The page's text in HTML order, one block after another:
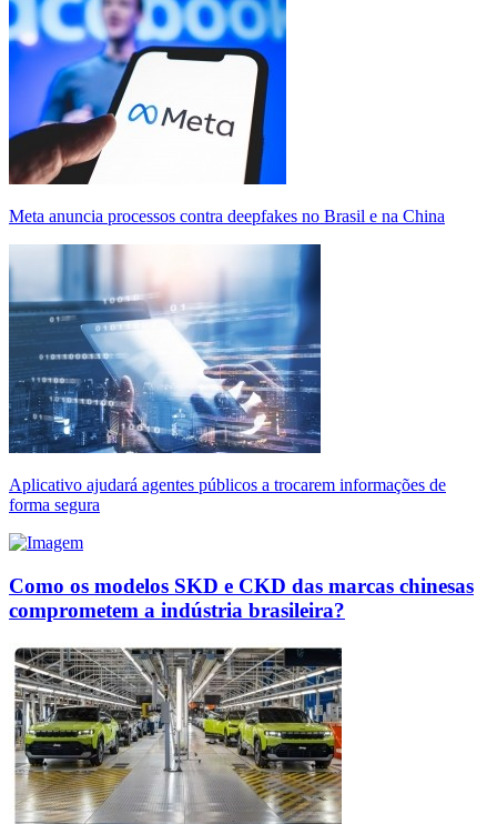
Meta anuncia processos contra deepfakes no Brasil e na China
Aplicativo ajudará agentes públicos a trocarem informações de
forma segura
Como os modelos SKD e CKD das marcas chinesas
comprometem a indústria brasileira?